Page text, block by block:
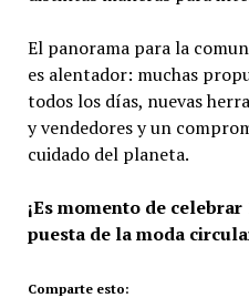
El panorama para la
es alentador: muchas
todos los días, nuevas
y vendedores y un
cuidado del planeta.
¡Es momento de
puesta de la moda
Comparte esto: